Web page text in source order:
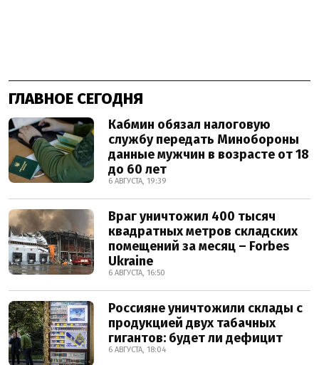
ГЛАВНОЕ СЕГОДНЯ
Кабмин обязал налоговую
службу передать Минобороны
данные мужчин в возрасте от 18
до 60 лет
6 АВГУСТА, 19:39
Враг уничтожил 400 тысяч
квадратных метров складских
помещений за месяц – Forbes
Ukraine
6 АВГУСТА, 16:50
Россияне уничтожили склады с
продукцией двух табачных
гигантов: будет ли дефицит
6 АВГУСТА, 18:04